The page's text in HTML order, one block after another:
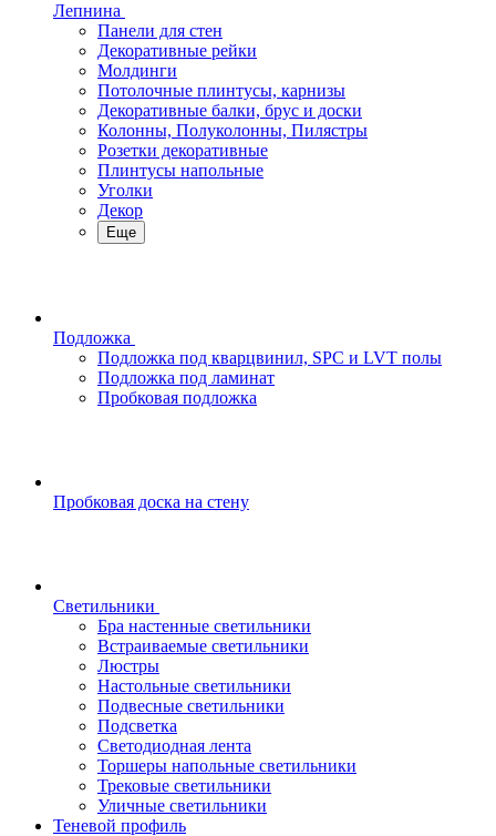
Лепнина
Панели для стен
Декоративные рейки
Молдинги
Потолочные плинтусы, карнизы
Декоративные балки, брус и доски
Колонны, Полуколонны, Пилястры
Розетки декоративные
Плинтусы напольные
Уголки
Декор
Еще
Подложка
Подложка под кварцвинил, SPC и LVT полы
Подложка под ламинат
Пробковая подложка
Пробковая доска на стену
Светильники
Бра настенные светильники
Встраиваемые светильники
Люстры
Настольные светильники
Подвесные светильники
Подсветка
Светодиодная лента
Торшеры напольные светильники
Трековые светильники
Уличные светильники
Теневой профиль